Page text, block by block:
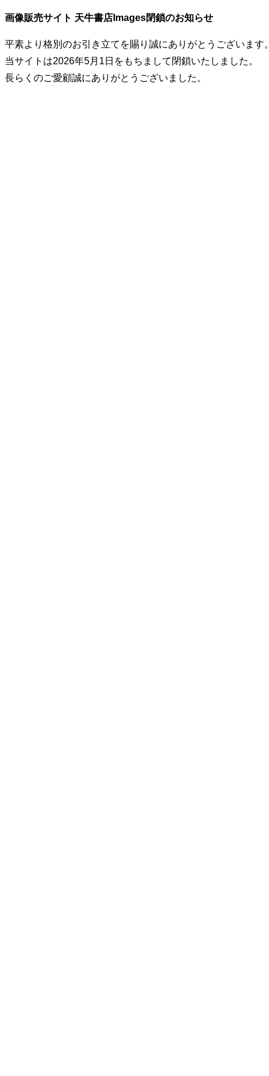
画像販売サイト 天牛書店Images閉鎖のお知らせ
平素より格別のお引き立てを賜り誠にありがとうございます
当サイトは2026年5月1日をもちまして閉鎖いたしました。
長らくのご愛顧誠にありがとうございました。